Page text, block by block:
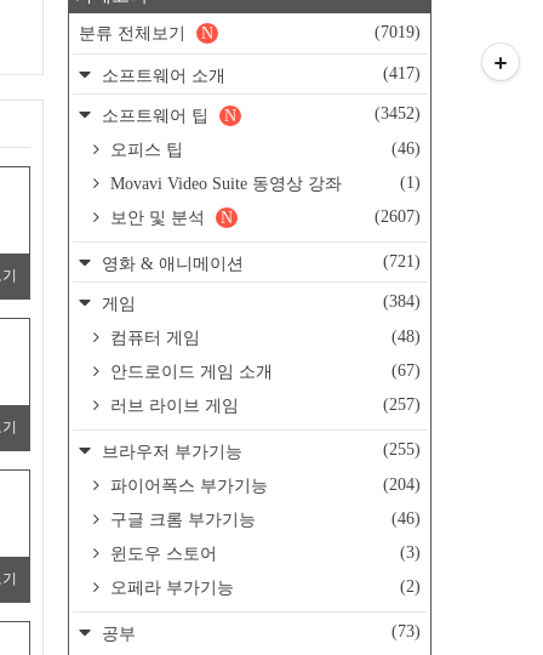
분류 전체보기 (7019)
N
소프트웨어 소개 (417)
소프트웨어 팁 (3452)
N
오피스 팁
(46)
Movavi Video Suite 동영상 강좌
(1)
보안 및 분석
(2607)
N
영화 & 애니메이션 (721)
게임
(384)
컴퓨터 게임
(48)
안드로이드 게임 소개
(67)
러브 라이브 게임
(257)
브라우저 부가기능
(255)
파이어폭스 부가기능
(204)
구글 크롬 부가기능
(46)
윈도우 스토어
(3)
오페라 부가기능
(2)
공부
(73)